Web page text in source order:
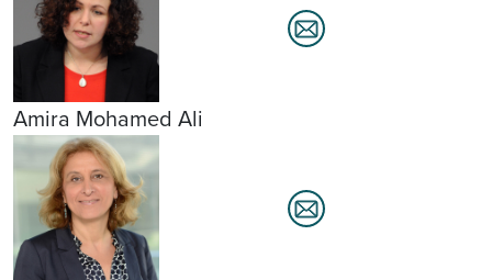
Amira Mohamed Ali